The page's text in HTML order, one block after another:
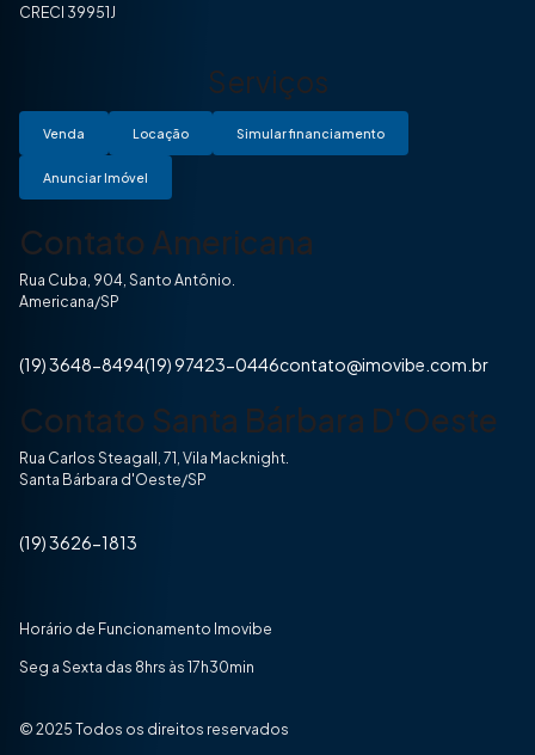
CRECI 39951J
Serviços
Venda Locação Simular financiamento
Anunciar Imóvel
Contato Americana
Rua Cuba, 904, Santo Antônio.
Americana/SP
(19) 3648-8494(19) 97423-0446contato@imovibe.com.br
Contato Santa Bárbara D'Oeste
Rua Carlos Steagall, 71, Vila Macknight.
Santa Bárbara d'Oeste/SP
(19) 3626-1813
Horário de Funcionamento Imovibe
Seg a Sexta das 8hrs às 17h30min
© 2025 Todos os direitos reservados